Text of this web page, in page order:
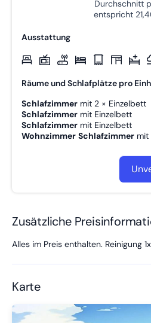
Durchschnitt
entspricht
Ausstattung
Räume und Schlafplätze pro
Schlafzimmer mit 2 × Einzelbett
Schlafzimmer mit Einzelbett
Schlafzimmer mit Einzelbett
Wohnzimmer Schlafzimmer mit
Zusätzliche
Alles im Preis enthalten. Reinigung
Karte